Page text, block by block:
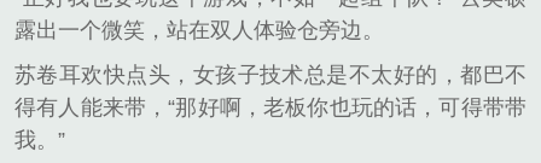
露出一个微笑，站在双人体验仓旁边。
苏卷耳欢快点头，女孩子技术总是不太好的，都巴不
得有人能来带，“那好啊，老板你也玩的话，可得带带
我。”